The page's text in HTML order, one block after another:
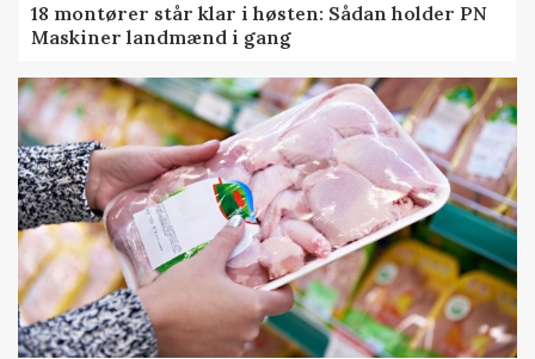
18 montører står klar i høsten: Sådan holder PN
Maskiner landmænd i gang